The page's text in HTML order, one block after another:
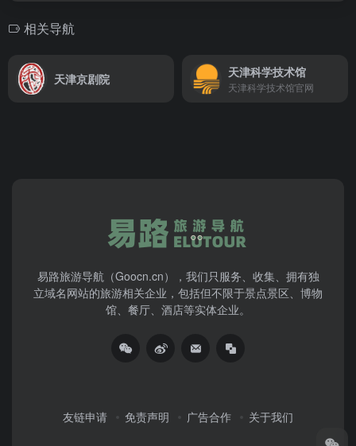
相关导航
天津京剧院 天津科学技术馆
天津科学技术馆官网
易路旅游导航（Goocn.cn），我们只服务、收集、拥有独
立域名网站的旅游相关企业，包括但不限于景点景区、博物
馆、餐厅、酒店等实体企业。
友链申请 免责声明 广告合作 关于我们